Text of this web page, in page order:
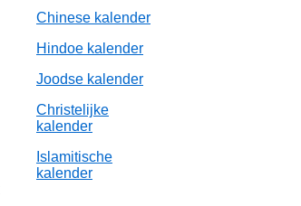
Chinese kalender
Hindoe kalender
Joodse kalender
Christelijke
kalender
Islamitische
kalender